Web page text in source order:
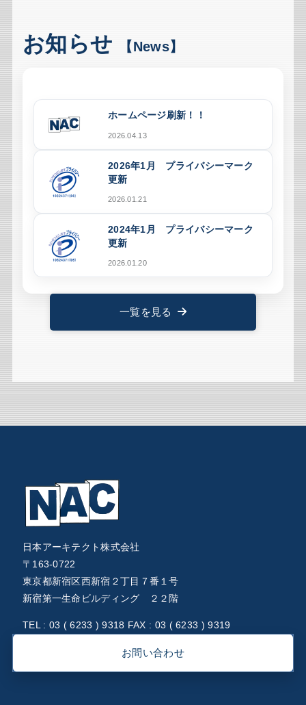
お知らせ 【News】
ホームページ刷新！！
2026.04.13
2026年1月 プライバシーマーク
更新
2026.01.21
2024年1月 プライバシーマーク
更新
2026.01.20
一覧を見る
日本アーキテクト株式会社
〒163-0722
東京都新宿区西新宿２丁目７番１号
新宿第一生命ビルディング ２２階
TEL : 03 ( 6233 ) 9318 FAX : 03 ( 6233 ) 9319
お問い合わせ